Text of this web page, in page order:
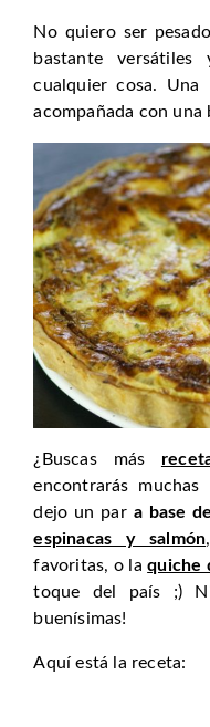
No quiero ser
bastante
cualquier cosa. Una
acompañada con una
¿Buscas más
encontrarás
dejo un par a base
espinacas y salmón
favoritas, o laquiche
toque del país ;)
buenísimas!
Aquí está la receta: